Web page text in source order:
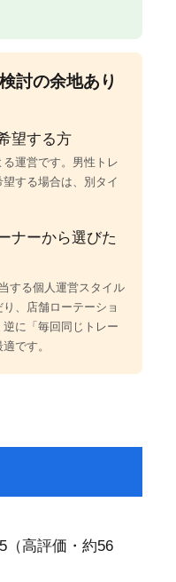
討の余地あり
望する方
運営です。男性トレ
する場合は、別タイ
ナーから選びた
する個人運営スタイル
、店舗ローテーショ
に「毎回同じトレー
です。
（高評価・約56